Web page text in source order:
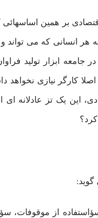
بر همین اساسهائی
انسانی که می تواند و
جامعه ابزار تولید
اصلا کارگر نیازی
این یک تز عادلانه
از موقوفات،